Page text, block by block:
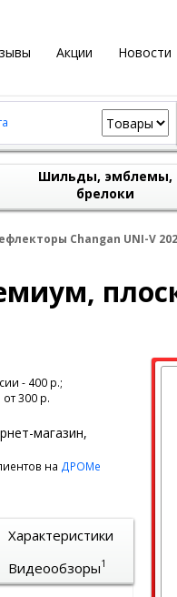
Акции Новости
Шильды, эмблемы,
брелоки
Changan UNI-V
- 400 р.;
300 р.
магазин,
на ДРОМе
Характеристики
Видеообзоры1